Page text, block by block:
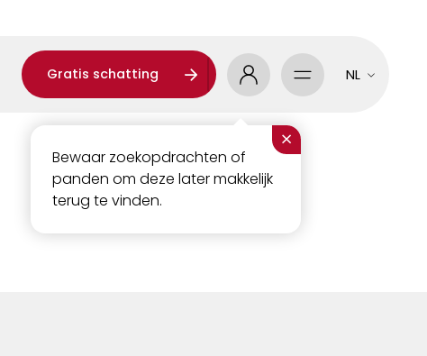
Gratis schatting
×
Bewaar zoekopdrachten of
panden om deze later makkelijk
terug te vinden.
NL